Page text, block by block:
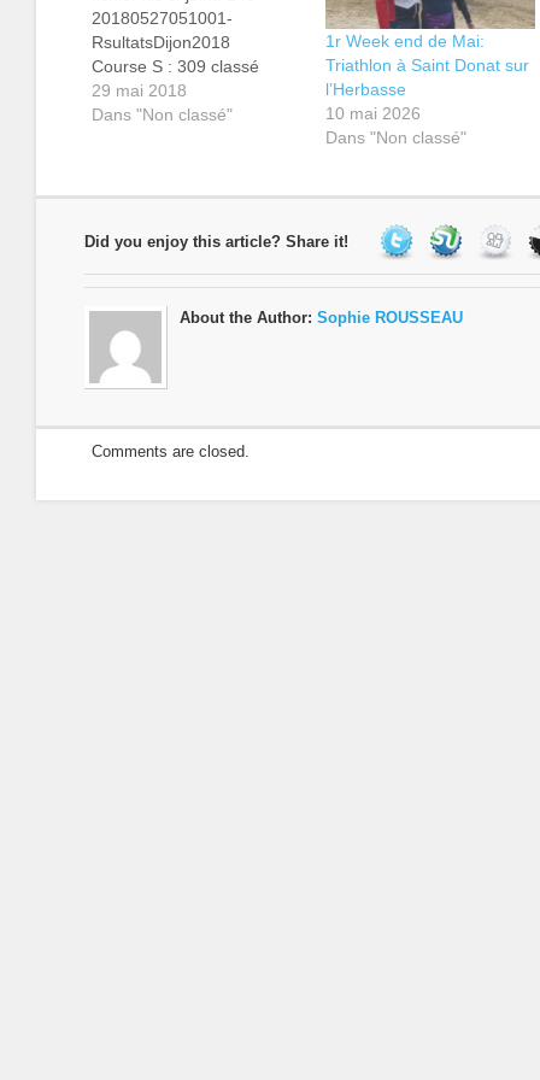
20180527051001-
RsultatsDijon2018
Course S : 309 classé
Baptiste Gueugneau
29ème scratch
Monnet 123ème
5èMV3 Aude
Demortière 140ème
scratch 1h30'06"
1ère FV1 course
pupilles/poussins : 31
29 mai 2018
Dans "Non classé"
1r Week end de Mai:
Triathlon à Saint Donat sur
l’Herbasse
10 mai 2026
Dans "Non classé"
Did you enjoy this article? Share it!
About the Author: Sophie ROUSSEAU
Comments are closed.